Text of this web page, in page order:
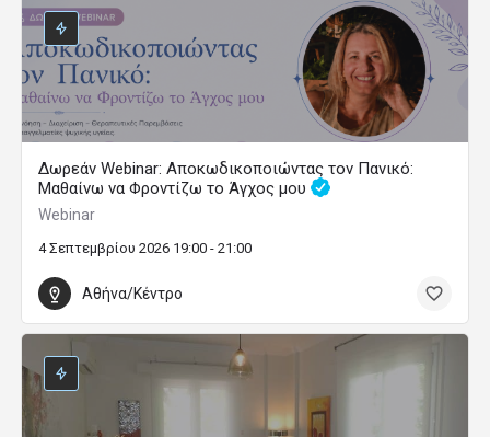
Δωρεάν Webinar: Αποκωδικοποιώντας τον Πανικό:
Μαθαίνω να Φροντίζω το Άγχος μου
Webinar
4 Σεπτεμβρίου 2026 19:00 - 21:00
Αθήνα/Κέντρο